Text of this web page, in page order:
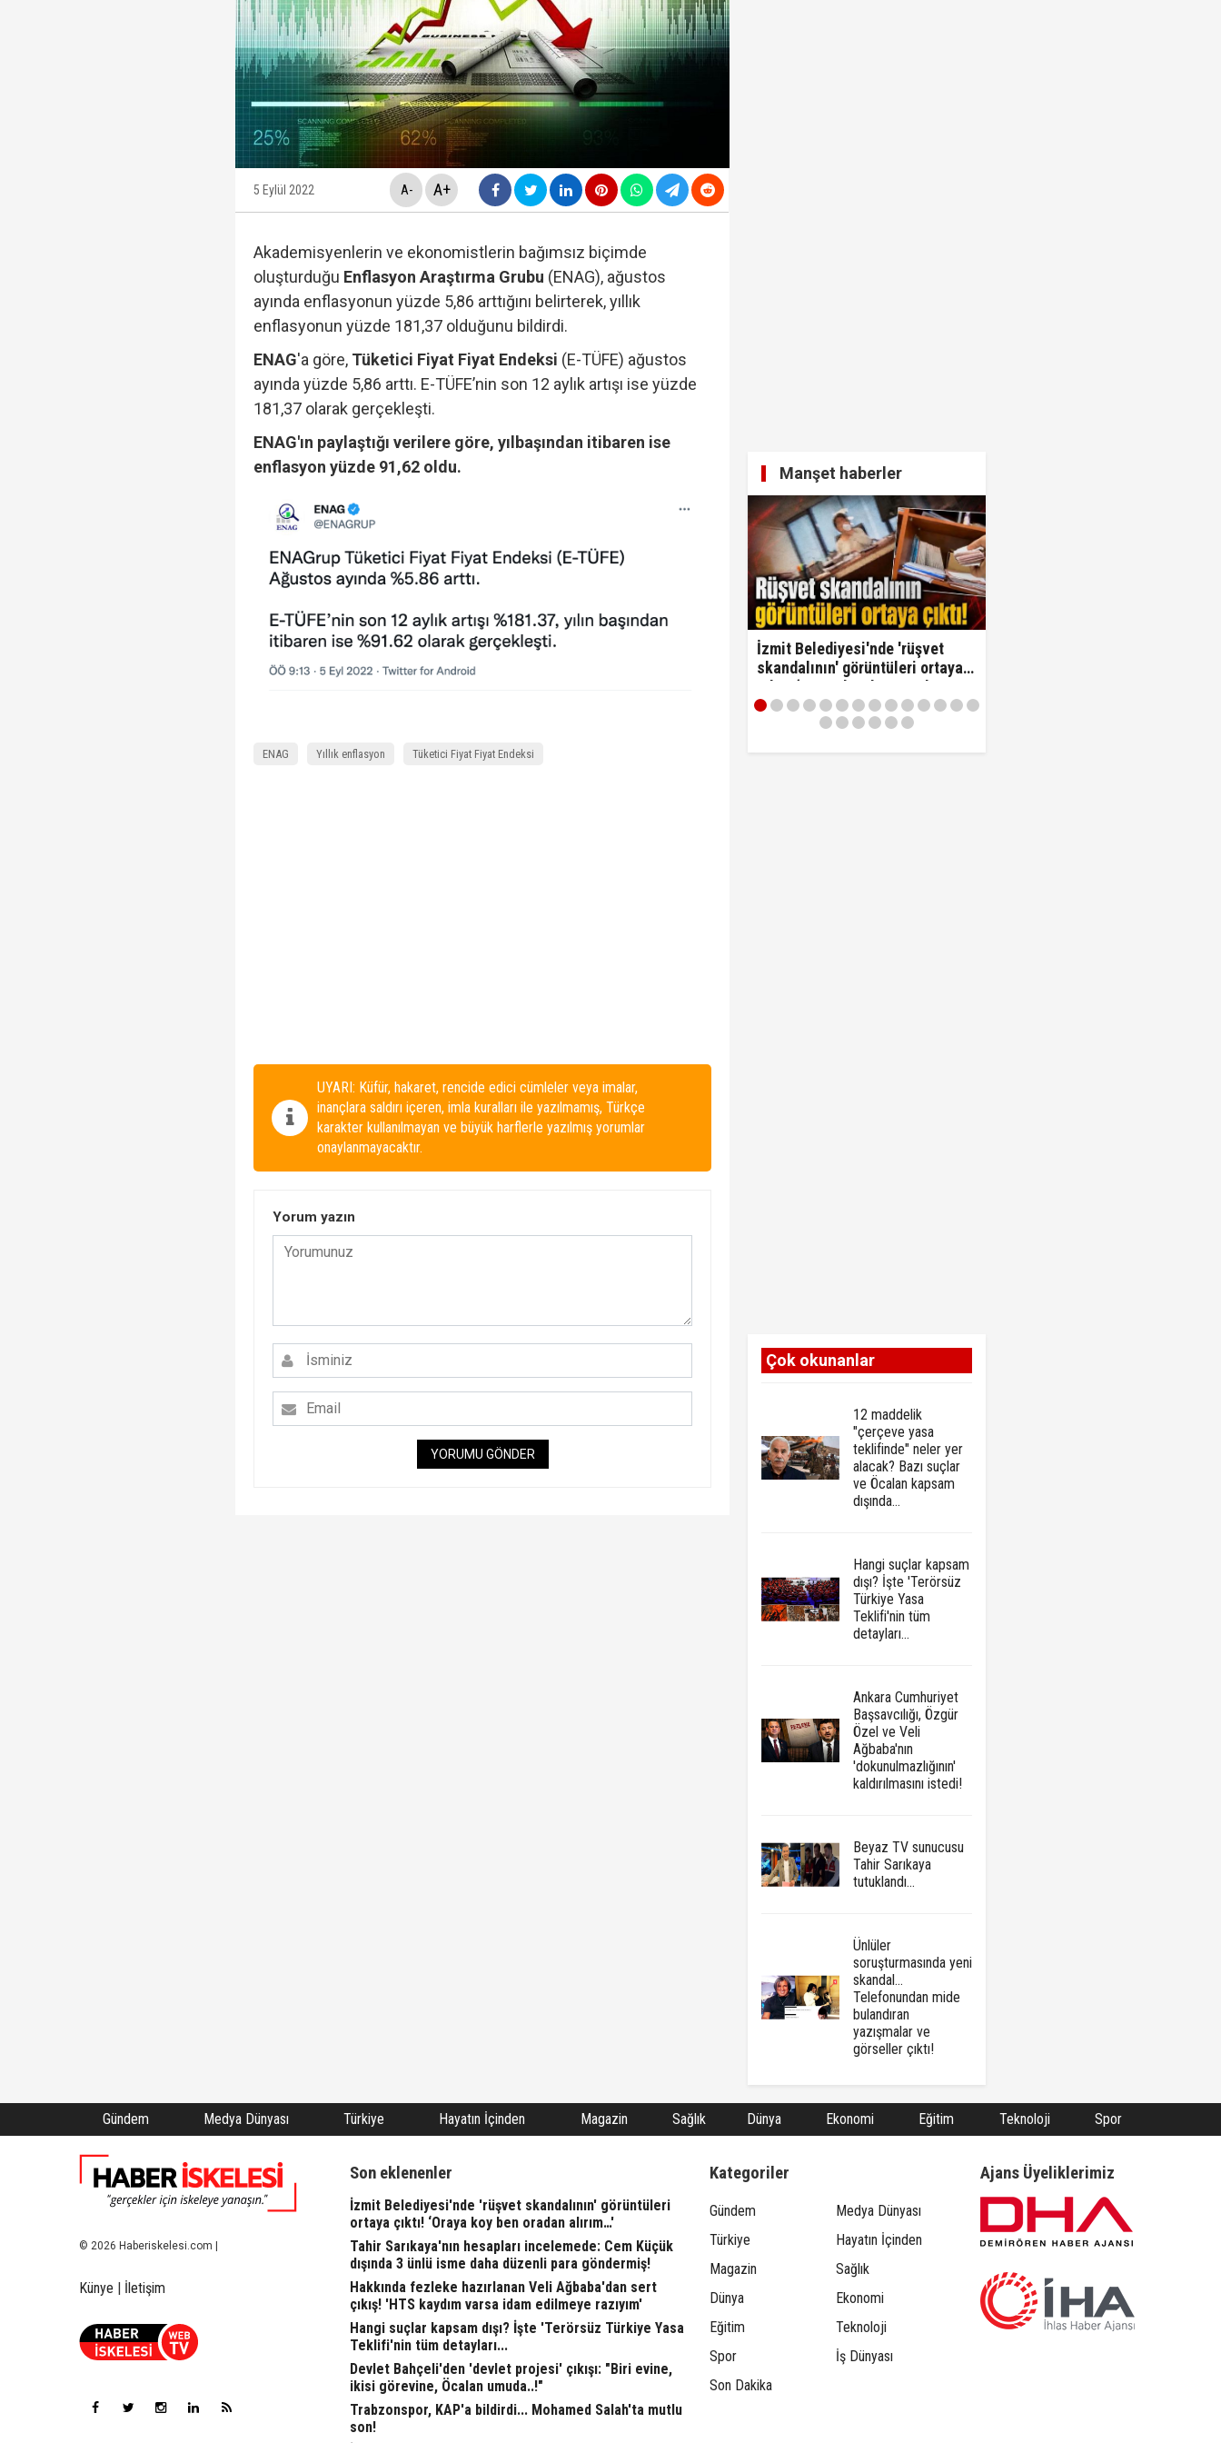
Ünlüler soruşturmasında yeni skandal... Telefonundan mide bulandıran yazışmalar ve görseller çıktı!
Yükseliş üst üste 3. gününe taşındı... Altın fiyatları gaza bastı!
12 maddelik "çerçeve yasa teklifinde" neler yer alacak? Bazı suçlar ve Öcalan kapsam dışında…
İzmit Belediyesi'nde 'rüşvet skandalının' görüntüleri ortaya çıktı! ‘Oraya koy ben oradan alırım…'
5 Eylül 2022 A- A+
Akademisyenlerin ve ekonomistlerin bağımsız biçimde
oluşturduğu Enflasyon Araştırma Grubu (ENAG), ağustos
ayında enflasyonun yüzde 5,86 arttığını belirterek, yıllık
enflasyonun yüzde 181,37 olduğunu bildirdi.
ENAG'a göre, Tüketici Fiyat Fiyat Endeksi (E-TÜFE) ağustos
ayında yüzde 5,86 arttı. E-TÜFE’nin son 12 aylık artışı ise yüzde
181,37 olarak gerçekleşti.
ENAG'ın paylaştığı verilere göre, yılbaşından itibaren ise
enflasyon yüzde 91,62 oldu.
ENAG Yıllık enflasyon Tüketici Fiyat Fiyat Endeksi
UYARI: Küfür, hakaret, rencide edici cümleler veya imalar,
inançlara saldırı içeren, imla kuralları ile yazılmamış, Türkçe
karakter kullanılmayan ve büyük harflerle yazılmış yorumlar
onaylanmayacaktır.
Yorum yazın
YORUMU GÖNDER
Manşet haberler
İzmit Belediyesi'nde 'rüşvet
skandalının' görüntüleri ortaya
çıktı! ‘Oraya koy ben oradan
alırım…'
Çok okunanlar
12 maddelik
"çerçeve yasa
teklifinde" neler yer
alacak? Bazı suçlar
ve Öcalan kapsam
dışında…
Hangi suçlar kapsam
dışı? İşte 'Terörsüz
Türkiye Yasa
Teklifi'nin tüm
detayları...
Ankara Cumhuriyet
Başsavcılığı, Özgür
Özel ve Veli
Ağbaba'nın
'dokunulmazlığının'
kaldırılmasını istedi!
Beyaz TV sunucusu
Tahir Sarıkaya
tutuklandı...
Ünlüler
soruşturmasında yeni
skandal...
Telefonundan mide
bulandıran
yazışmalar ve
görseller çıktı!
Gündem Medya Dünyası Türkiye Hayatın İçinden Magazin Sağlık Dünya Ekonomi Eğitim Teknoloji Spor
© 2026 Haberiskelesi.com |
Künye | İletişim
Son eklenenler
İzmit Belediyesi'nde 'rüşvet skandalının' görüntüleri
ortaya çıktı! ‘Oraya koy ben oradan alırım…'
Tahir Sarıkaya'nın hesapları incelemede: Cem Küçük
dışında 3 ünlü isme daha düzenli para göndermiş!
Hakkında fezleke hazırlanan Veli Ağbaba'dan sert
çıkış! 'HTS kaydım varsa idam edilmeye razıyım'
Hangi suçlar kapsam dışı? İşte 'Terörsüz Türkiye Yasa
Teklifi'nin tüm detayları...
Devlet Bahçeli'den 'devlet projesi' çıkışı: "Biri evine,
ikisi görevine, Öcalan umuda..!"
Trabzonspor, KAP'a bildirdi... Mohamed Salah'ta mutlu
son!
Kategoriler
Gündem
Medya Dünyası
Türkiye
Hayatın İçinden
Magazin
Sağlık
Dünya
Ekonomi
Eğitim
Teknoloji
Spor
İş Dünyası
Son Dakika
Ajans Üyeliklerimiz